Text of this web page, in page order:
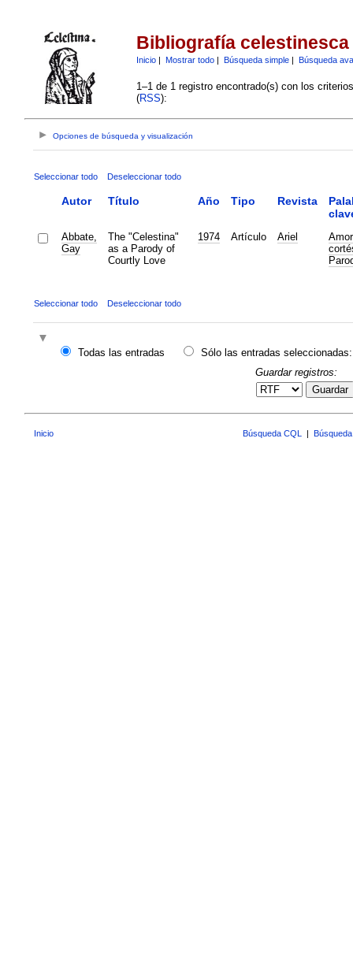
Bibliografía celestinesca
Inicio| Mostrar todo| Búsqueda simple| Búsqueda
1–1 de 1 registro encontrado(s) con los
(RSS):
Opciones de búsqueda y visualización
Seleccionar todo Deseleccionar todo
Autor Título Año Tipo Revista
Abbate,
Gay
The "Celestina"
as a Parody of
Courtly Love
1974 Artículo Ariel
Amor
Seleccionar todo Deseleccionar todo
Todas las entradas
Sólo las entradas seleccionadas:
Guardar registros:
Guardar
Inicio Búsqueda CQL